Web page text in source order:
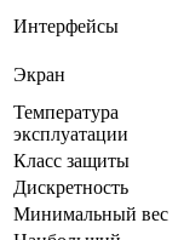
Интерфейсы
Экран
Температура
эксплуатации
Класс защиты
Дискретность
Минимальный вес